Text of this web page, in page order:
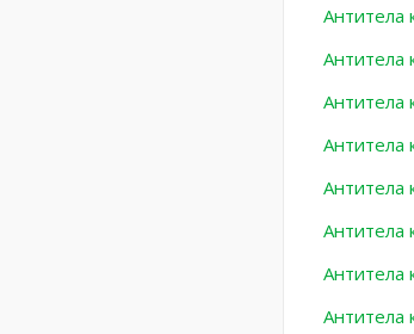
Антитела
Антитела
Антитела
Антитела
Антитела
Антитела
Антитела
Антитела